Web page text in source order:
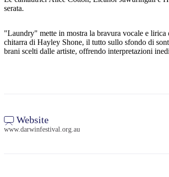
serata.
"Laundry" mette in mostra la bravura vocale e
chitarra di Hayley Shone, il tutto sullo sfondo di
brani scelti dalle artiste, offrendo interpretazioni
Website
www.darwinfestival.org.au